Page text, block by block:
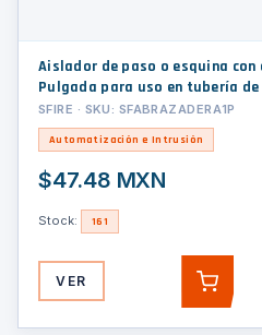
Aislador de paso o esquina con
Pulgada para uso en
SFIRE · SKU: SFABRAZADERA1P
Automatización e Intrusión
$47.48 MXN
Stock: 161
VER